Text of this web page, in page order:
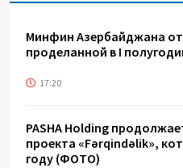
Минфин Азербайджана
проделанной в I
17:20
PASHA Holding
проекта «Fərqindəlik»,
году (ФОТО)